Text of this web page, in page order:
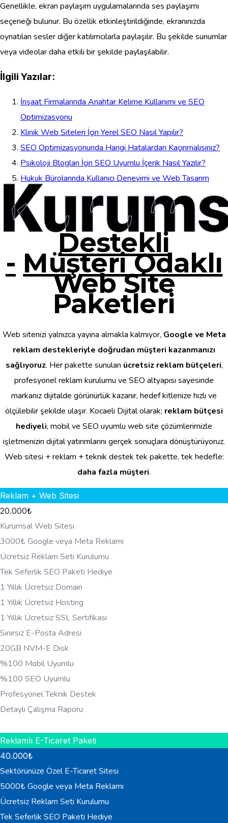
Genellikle, ekran paylaşım uygulamalarında ses paylaşımı
seçeneği bulunur. Bu özellik etkinleştirildiğinde, ekranınızda
oynatılan sesler diğer katılımcılarla paylaşılır. Bu şekilde sunumlar
veya videolar daha etkili bir şekilde paylaşılabilir.
İlgili Yazılar:
İnşaat Firmalarında Anahtar Kelime Kullanımı ve SEO
Optimizasyonu
Klinik Web Siteleri İçin Yerel SEO Nasıl Yapılır?
SEO Optimizasyonunda Hangi Hatalardan Kaçınmalısınız?
Psikoloji Blogları İçin SEO Uyumlu İçerik Nasıl Yazılır?
Hukuk Bürolarında Kullanıcı Deneyimi ve Web Tasarım
Destekli
- Müşteri Odaklı
Web Site
Paketleri
Web sitenizi yalnızca yayına almakla kalmıyor, Google ve Meta
reklam destekleriyle doğrudan müşteri kazanmanızı
sağlıyoruz. Her pakette sunulan ücretsiz reklam bütçeleri,
profesyonel reklam kurulumu ve SEO altyapısı sayesinde
markanız dijitalde görünürlük kazanır, hedef kitlenize hızlı ve
ölçülebilir şekilde ulaşır. Kocaeli Dijital olarak; reklam bütçesi
hediyeli, mobil ve SEO uyumlu web site çözümlerimizle
işletmenizin dijital yatırımlarını gerçek sonuçlara dönüştürüyoruz.
Web sitesi + reklam + teknik destek tek pakette, tek hedefle:
daha fazla müşteri.
Reklam + Web Sitesi
20.000₺
Kurumsal Web Sitesi
3000₺ Google veya Meta Reklamı
Ücretsiz Reklam Seti Kurulumu
Tek Seferlik SEO Paketi Hediye
1 Yıllık Ücretsiz Domain
1 Yıllık Ücretsiz Hosting
1 Yıllık Ücretsiz SSL Sertifikası
Sınırsız E-Posta Adresi
20GB NVM-E Disk
%100 Mobil Uyumlu
%100 SEO Uyumlu
Profesyonel Teknik Destek
Detaylı Çalışma Raporu
Reklamlı E-Ticaret Paketi
40.000₺
Sektörünüze Özel E-Ticaret Sitesi
5000₺ Google veya Meta Reklamı
Ücretsiz Reklam Seti Kurulumu
Tek Seferlik SEO Paketi Hediye